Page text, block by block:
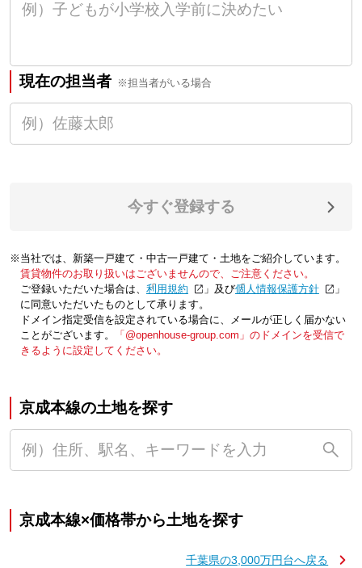
現在の担当者 ※担当者がいる場合
今すぐ登録する
※当社では、新築一戸建て・中古一戸建て・土地をご紹介しています。
賃貸物件のお取り扱いはございませんので、ご注意ください。
ご登録いただいた場合は、「利用規約 」及び「個人情報保護方針
」
に同意いただいたものとして承ります。
ドメイン指定受信を設定されている場合に、メールが正しく届かない
ことがございます。
「@openhouse-group.com」のドメインを受信で
きるように設定してください。
京成本線の土地を探す
京成本線×価格帯から土地を探す
千葉県の3,000万円台へ戻る